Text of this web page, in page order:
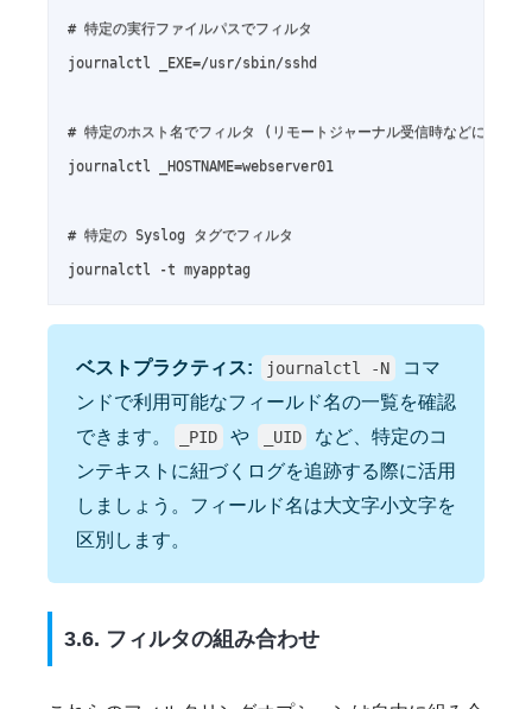
# 特定の実行ファイルパスでフィルタ
journalctl _EXE=/usr/sbin/sshd
# 特定のホスト名でフィルタ (リモートジャーナル受信時などに有効)
journalctl _HOSTNAME=webserver01
# 特定の Syslog タグでフィルタ
journalctl -t myapptag
ベストプラクティス: journalctl -N
コマ
ンドで利用可能なフィールド名の一覧を確認
できます。
_PID や _UID
など、特定のコ
ンテキストに紐づくログを追跡する際に活用
しましょう。フィールド名は大文字小文字を
区別します。
3.6. フィルタの組み合わせ